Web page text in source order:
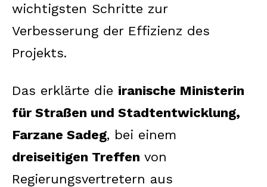
wichtigsten Schritte zur
Verbesserung der Effizienz des
Projekts.
Das erklärte die iranische Ministerin
für Straßen und Stadtentwicklung,
Farzane Sadeg, bei einem
dreiseitigen Treffen von
Regierungsvertretern aus